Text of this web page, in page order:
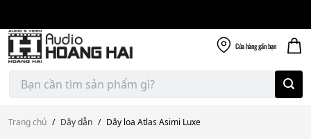
content
Cửa hànggần bạn
Tìm
kiếm:
Trang chủ / Dây dẫn / Dây loa Atlas Asimi Luxe